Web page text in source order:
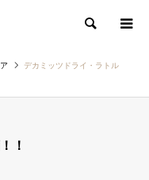
検索
デカミッツドライ・ラトル
！